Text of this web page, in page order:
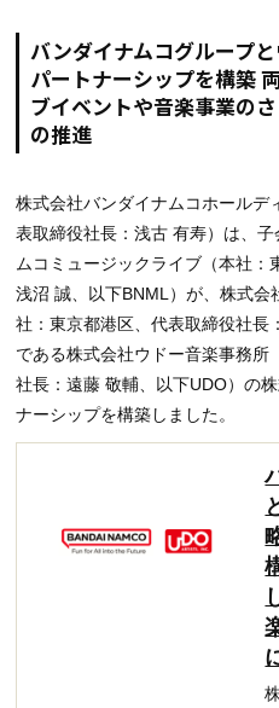
バンダイナムコグループ
パートナーシップを構築
ブイベントや音楽事業の
の推進
株式会社バンダイナムコホールデ
表取締役社長：浅古 有寿）は、
ムコミュージックライブ（本社：
浅沼 誠、以下BNML）が、株式会
社：東京都港区、代表取締役社長
である株式会社ウドー音楽事務所
社長：遠藤 敬輔、以下UDO）の
ナーシップを構築しました。